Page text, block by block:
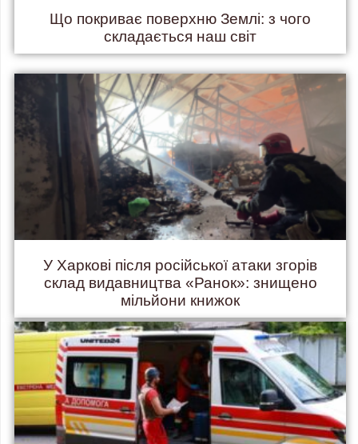
Що покриває поверхню Землі: з чого
складається наш світ
У Харкові після російської атаки згорів
склад видавництва «Ранок»: знищено
мільйони книжок